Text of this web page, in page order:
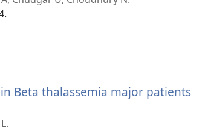
Beta thalassemia major patients